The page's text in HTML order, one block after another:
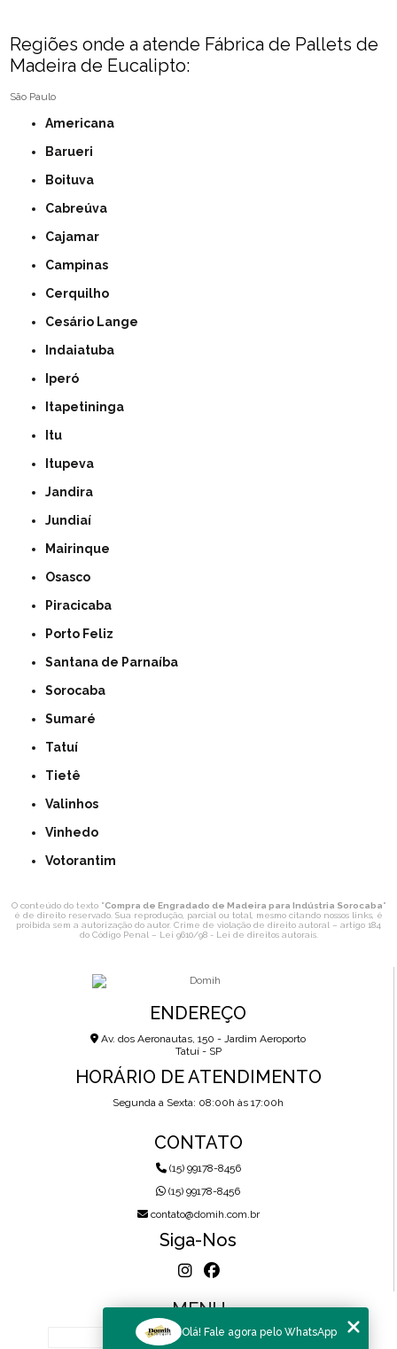
Regiões onde a atende Fábrica de Pallets de
Madeira de Eucalipto:
São Paulo
Americana
Barueri
Boituva
Cabreúva
Cajamar
Campinas
Cerquilho
Cesário Lange
Indaiatuba
Iperó
Itapetininga
Itu
Itupeva
Jandira
Jundiaí
Mairinque
Osasco
Piracicaba
Porto Feliz
Santana de Parnaíba
Sorocaba
Sumaré
Tatuí
Tietê
Valinhos
Vinhedo
Votorantim
O conteúdo do texto "Compra de Engradado de Madeira para Indústria Sorocaba"
é de direito reservado. Sua reprodução, parcial ou total, mesmo citando nossos links, é
proibida sem a autorização do autor. Crime de violação de direito autoral – artigo 184
do Código Penal – Lei 9610/98 - Lei de direitos autorais.
ENDEREÇO
Av. dos Aeronautas, 150 - Jardim Aeroporto
Tatuí - SP
HORÁRIO DE ATENDIMENTO
Segunda a Sexta: 08:00h às 17:00h
CONTATO
(15) 99178-8456
(15) 99178-8456
contato@domih.com.br
Siga-Nos
MENU
HOME
Olá! Fale agora pelo WhatsApp